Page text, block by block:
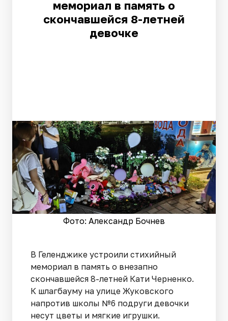
мемориал в память о
скончавшейся 8-летней
девочке
Фото: Александр Бочнев
В Геленджике устроили стихийный
мемориал в память о внезапно
скончавшейся 8-летней Кати Черненко.
К шлагбауму на улице Жуковского
напротив школы №6 подруги девочки
несут цветы и мягкие игрушки.